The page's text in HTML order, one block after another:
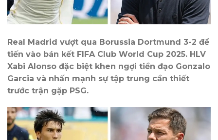
Real Madrid vượt qua Borussia Dortmund 3-2 để
tiến vào bán kết FIFA Club World Cup 2025. HLV
Xabi Alonso đặc biệt khen ngợi tiền đạo Gonzalo
Garcia và nhấn mạnh sự tập trung cần thiết
trước trận gặp PSG.